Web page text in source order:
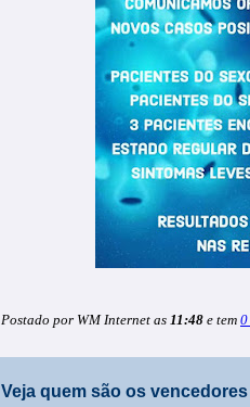
Postado por WM Internet as 11:48 e tem 0
Veja quem são os